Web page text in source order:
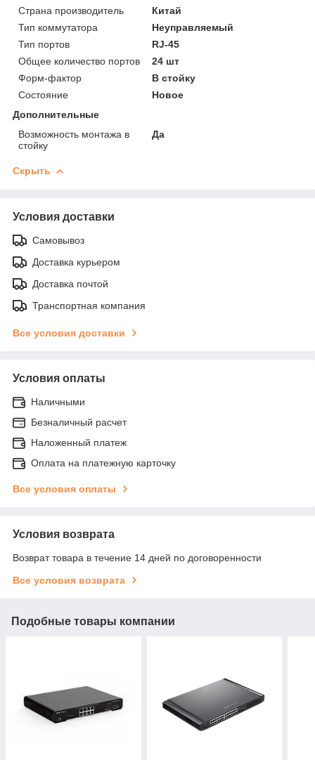
Страна производитель
Китай
Тип коммутатора
Неуправляемый
Тип портов
RJ-45
Общее количество портов
24 шт
Форм-фактор
В стойку
Состояние
Новое
Дополнительные
Возможность монтажа в
стойку
Да
Скрыть
Условия доставки
Самовывоз
Доставка курьером
Доставка почтой
Транспортная компания
Все условия доставки
Условия оплаты
Наличными
Безналичный расчет
Наложенный платеж
Оплата на платежную карточку
Все условия оплаты
Условия возврата
Возврат товара в течение 14 дней по договоренности
Все условия возврата
Подобные товары компании